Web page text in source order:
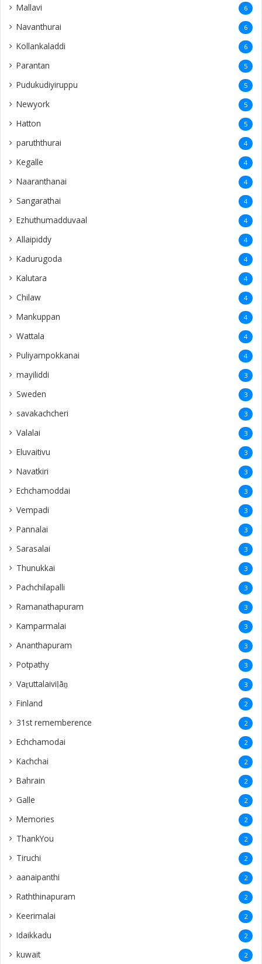
Mallavi 6
Navanthurai 6
Kollankaladdi 6
Parantan 5
Pudukudiyiruppu 5
Newyork 5
Hatton 5
paruththurai 4
Kegalle 4
Naaranthanai 4
Sangarathai 4
Ezhuthumadduvaal 4
Allaipiddy 4
Kadurugoda 4
Kalutara 4
Chilaw 4
Mankuppan 4
Wattala 4
Puliyampokkanai 4
mayiliddi 3
Sweden 3
savakachcheri 3
Valalai 3
Eluvaitivu 3
Navatkiri 3
Echchamoddai 3
Vempadi 3
Pannalai 3
Sarasalai 3
Thunukkai 3
Pachchilapalli 3
Ramanathapuram 3
Kamparmalai 3
Ananthapuram 3
‎Potpathy 3
Vaṟuttalaiviḷāṉ 3
Finland 2
31st rememberence 2
Echchamodai 2
Kachchai 2
Bahrain 2
Galle 2
Memories 2
ThankYou 2
Tiruchi 2
aanaipanthi 2
Raththinapuram 2
Keerimalai 2
Idaikkadu 2
kuwait 2